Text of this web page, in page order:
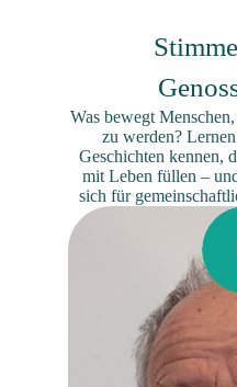
Was bewegt
zu werden?
Geschichten kennen,
mit Leben füllen –
sich für